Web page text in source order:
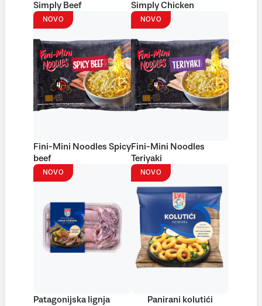
Simply Beef
Simply Chicken
NOVO
Fini-Mini Noodles Spicy
beef
NOVO
Fini-Mini Noodles
Teriyaki
NOVO
Patagonijska lignja
NOVO
Panirani kolutići